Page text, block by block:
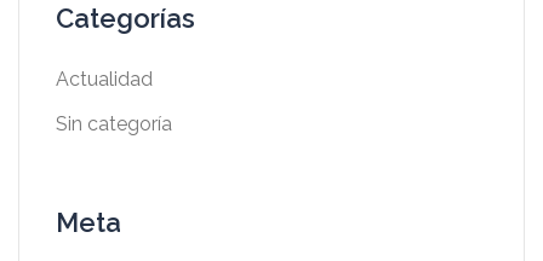
Categorías
Actualidad
Sin categoría
Meta